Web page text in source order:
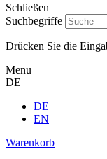
Schließen
Suchbegriffe
Drücken Sie die
Menu
DE
DE
EN
Warenkorb